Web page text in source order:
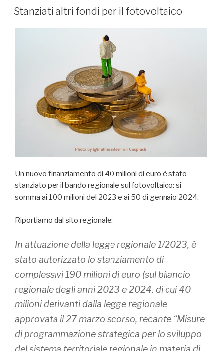
IL
Stanziati altri fondi per il fotovoltaico
Un nuovo finanziamento di 40 milioni di euro è stato
stanziato per il bando regionale sul fotovoltaico: si
somma ai 100 milioni del 2023 e ai 50 di gennaio 2024.
Riportiamo dal sito regionale:
In attuazione della legge regionale 1/2023, è
stato autorizzato lo stanziamento di
complessivi 190 milioni di euro (sul bilancio
regionale degli anni 2023 e 2024, di cui 40
milioni derivanti dalla legge regionale
approvata il 27 marzo scorso, recante “Misure
di programmazione strategica per lo sviluppo
del sistema territoriale regionale in materia di